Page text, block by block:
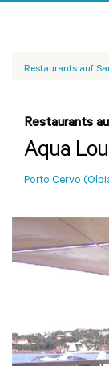
Restaurants auf
Restaurants
Aqua
Porto Cervo